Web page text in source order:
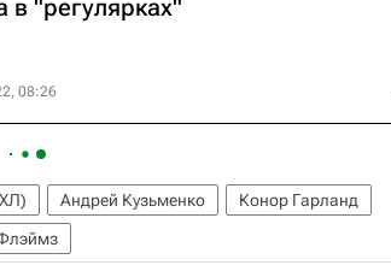
в "регулярках"
08:26
Андрей Кузьменко
Конор Гарланд